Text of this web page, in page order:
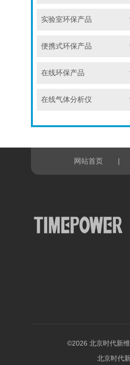
实验室环保产品
便携式环保产品
在线环保产品
在线气体分析仪
网站首页 |
©2026 北京时代新
北京时代